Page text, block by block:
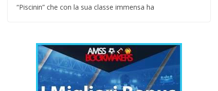
“Piscinin” che con la sua classe immensa ha